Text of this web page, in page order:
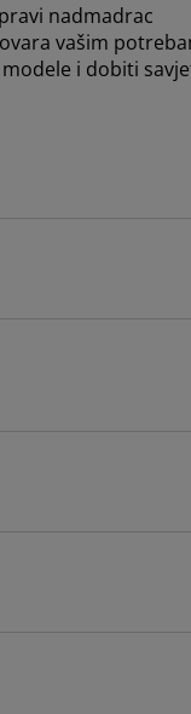
nadmadrac
vašim
i dobiti